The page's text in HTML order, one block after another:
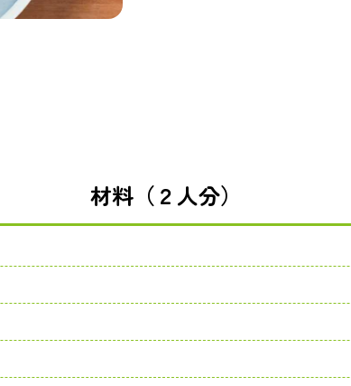
材料（２人分）